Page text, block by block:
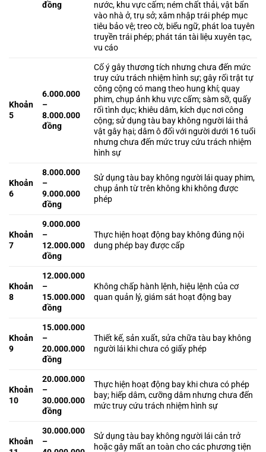
đồng
nước, khu vực cấm; ném chất thải, vật bẩn
vào nhà ở, trụ sở; xâm nhập trái phép mục
tiêu bảo vệ; treo cờ, biểu ngữ, phát loa tuyên
truyền trái phép; phát tán tài liệu xuyên tạc,
vu cáo
Khoản
5
6.000.000
–
8.000.000
đồng
Cố ý gây thương tích nhưng chưa đến mức
truy cứu trách nhiệm hình sự; gây rối trật tự
công cộng có mang theo hung khí; quay
phim, chụp ảnh khu vực cấm; sàm sỡ, quấy
rối tình dục; khiêu dâm, kích dục nơi công
cộng; sử dụng tàu bay không người lái thả
vật gây hại; dâm ô đối với người dưới 16 tuổi
nhưng chưa đến mức truy cứu trách nhiệm
hình sự
Khoản
6
8.000.000
–
9.000.000
đồng
Sử dụng tàu bay không người lái quay phim,
chụp ảnh từ trên không khi không được
phép
Khoản
7
9.000.000
–
12.000.000
đồng
Thực hiện hoạt động bay không đúng nội
dung phép bay được cấp
Khoản
8
12.000.000
–
15.000.000
đồng
Không chấp hành lệnh, hiệu lệnh của cơ
quan quản lý, giám sát hoạt động bay
Khoản
9
15.000.000
–
20.000.000
đồng
Thiết kế, sản xuất, sửa chữa tàu bay không
người lái khi chưa có giấy phép
Khoản
10
20.000.000
–
30.000.000
đồng
Thực hiện hoạt động bay khi chưa có phép
bay; hiếp dâm, cưỡng dâm nhưng chưa đến
mức truy cứu trách nhiệm hình sự
Khoản
30.000.000
–
Sử dụng tàu bay không người lái cản trở
hoặc gây mất an toàn cho các phương tiện